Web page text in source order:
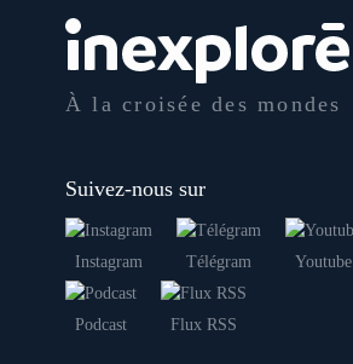
À la croisée des mondes
Suivez-nous sur
Instagram Télégram Youtube
Podcast Flux RSS